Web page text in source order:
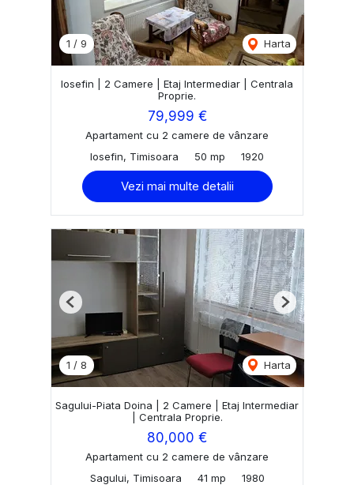
1 / 9 Harta
Iosefin | 2 Camere | Etaj Intermediar | Centrala
Proprie.
79,999 €
Apartament cu 2 camere de vânzare
Iosefin, Timisoara
50 mp 1920
Vezi mai multe detalii
1 / 8 Harta
Previous Next
Sagului-Piata Doina | 2 Camere | Etaj Intermediar
| Centrala Proprie.
80,000 €
Apartament cu 2 camere de vânzare
Sagului, Timisoara
41 mp 1980